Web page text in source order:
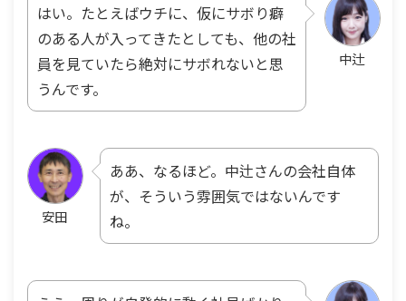
中辻
はい。たとえばウチに、仮にサボり癖
のある人が入ってきたとしても、他の社
員を見ていたら絶対にサボれないと思
うんです。
安田
ああ、なるほど。中辻さんの会社自体
が、そういう雰囲気ではないんです
ね。